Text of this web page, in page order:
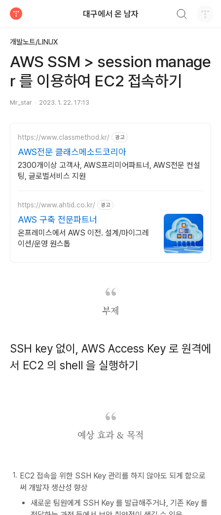
대구에서 온 남자
개발노트/LINUX
AWS SSM > session manage
r 를 이용하여 EC2 접속하기
Mr_star 2023. 1. 22. 17:13
https://www.classmethod.kr/ 광고
AWS전문 클래스메소드코리아
2300개이상 고객사, AWS프리미어파트너, AWS전문 컨설
팅, 글로벌서비스 지원
https://www.ahtid.co.kr/ 광고
AWS 구축 전문파트너
온프레미스에서 AWS 이전. 설계/마이그레
이션/운영 원스톱
부제
SSH key 없이, AWS Access Key 로 원격에
서 EC2 의 shell 을 실행하기
예상 효과 & 목적
EC2 접속을 위한 SSH Key 관리를 하지 않아도 되게 함으로
써 개발자 생산성 향상
새로운 팀원에게 SSH Key 를 발급해주거나, 기존 Key 를